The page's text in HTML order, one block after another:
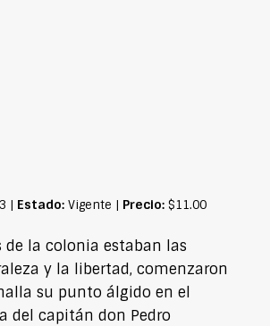
| Estado: Vigente | Precio: $11.00
de la colonia estaban las
y la libertad, comenzaron
su punto álgido en el
del capitán don Pedro